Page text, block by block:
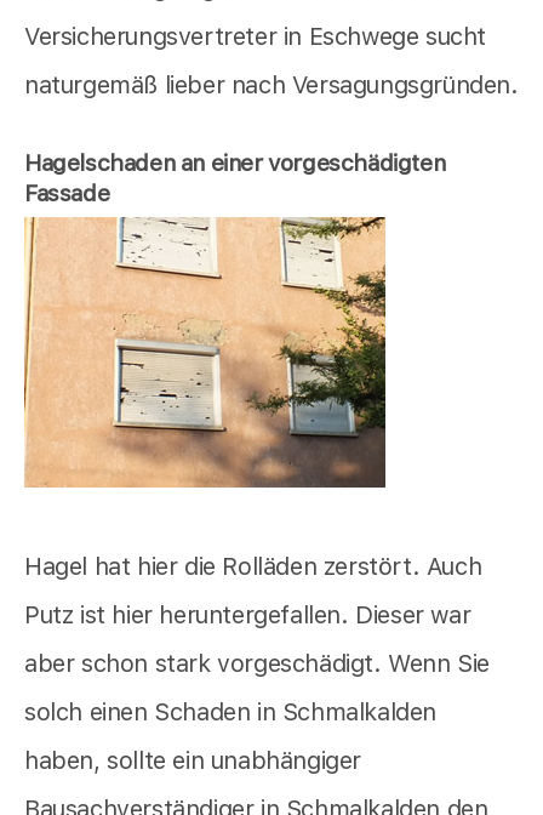
Versicherungsvertreter in Eschwege sucht
naturgemäß lieber nach Versagungsgründen.
Hagelschaden an einer vorgeschädigten
Fassade
Hagel hat hier die Rolläden zerstört. Auch
Putz ist hier heruntergefallen. Dieser war
aber schon stark vorgeschädigt. Wenn Sie
solch einen Schaden in Schmalkalden
haben, sollte ein unabhängiger